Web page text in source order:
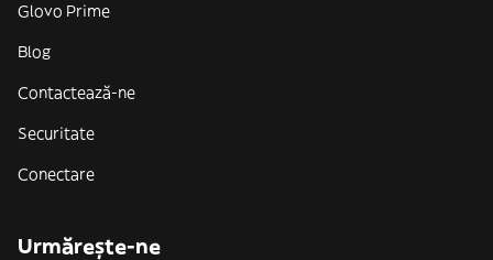
Glovo Prime
Blog
Contactează-ne
Securitate
Conectare
Urmărește-ne